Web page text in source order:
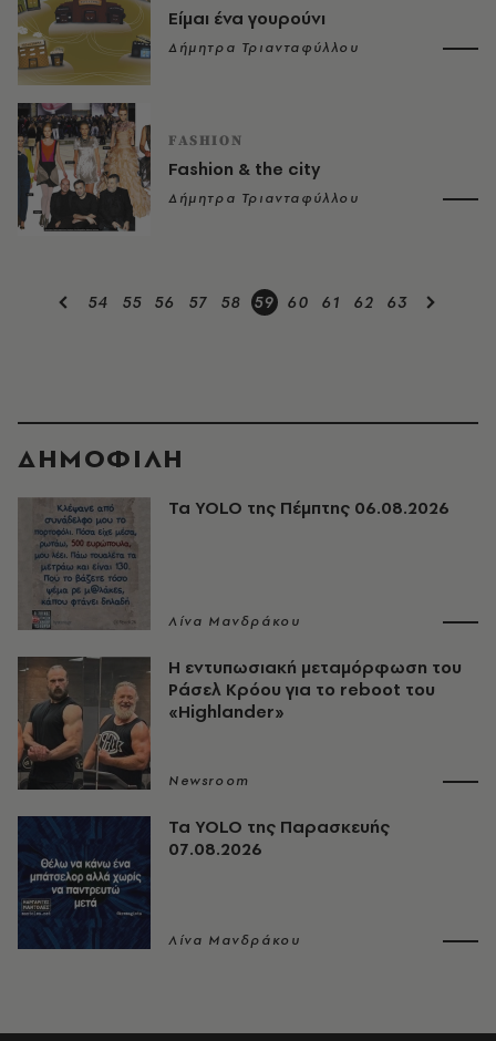
Είμαι ένα γουρούνι
Δήμητρα Τριανταφύλλου
FASHION
Fashion & the city
Δήμητρα Τριανταφύλλου
54 55 56 57 58 59 60 61 62 63
ΔΗΜΟΦΙΛΗ
Τα YOLO της Πέμπτης 06.08.2026
Λίνα Μανδράκου
Η εντυπωσιακή μεταμόρφωση του
Ράσελ Κρόου για το reboot του
«Highlander»
Newsroom
Τα YOLO της Παρασκευής
07.08.2026
Λίνα Μανδράκου